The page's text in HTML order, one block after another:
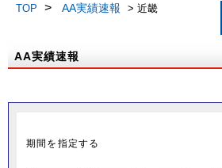
TOP > AA実績速報 > 近畿
AA実績速報
期間を指定する